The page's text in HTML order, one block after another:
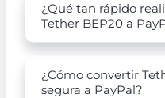
¿Qué tan rápido
Tether BEP20 a
¿Cómo convertir
segura a PayPal?